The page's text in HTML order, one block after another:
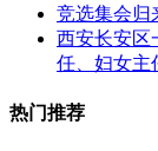
竞选集会归
西安长安区
任、妇女主
热门推荐